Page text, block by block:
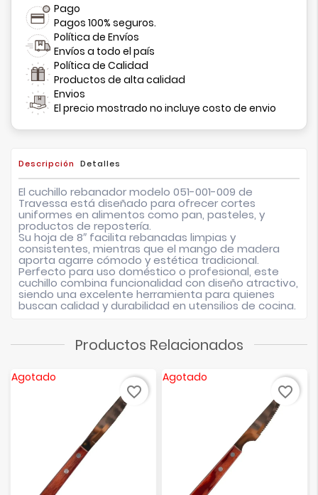
Pago
Pagos 100% seguros.
Política de Envíos
Envíos a todo el país
Política de Calidad
Productos de alta calidad
Envios
El precio mostrado no incluye costo de envio
Descripción Detalles
El cuchillo rebanador modelo 051-001-009 de
Travessa está diseñado para ofrecer cortes
uniformes en alimentos como pan, pasteles, y
productos de repostería.
Su hoja de 8″ facilita rebanadas limpias y
consistentes, mientras que el mango de madera
aporta agarre cómodo y estética tradicional.
Perfecto para uso doméstico o profesional, este
cuchillo combina funcionalidad con diseño atractivo,
siendo una excelente herramienta para quienes
buscan calidad y durabilidad en utensilios de cocina.
Productos Relacionados
Agotado
favorite_border
Agotado
favorite_border